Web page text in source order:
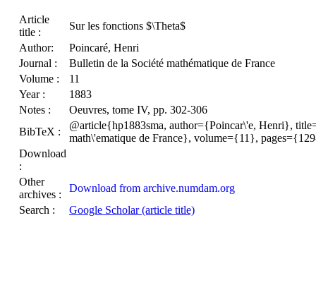
Article
title :
Sur les fonctions $\Theta$
Author:
Poincaré, Henri
Journal :
Bulletin de la Société mathématique de France
Volume :
11
Year :
1883
Notes :
Oeuvres, tome IV, pp. 302-306
BibTeX :
@article{hp1883sma, author={Poincar\'e, Henri},
math\'ematique de France}, volume={11},
Download
:
Other
archives :
Download from archive.numdam.org
Search :
Google Scholar (article title)